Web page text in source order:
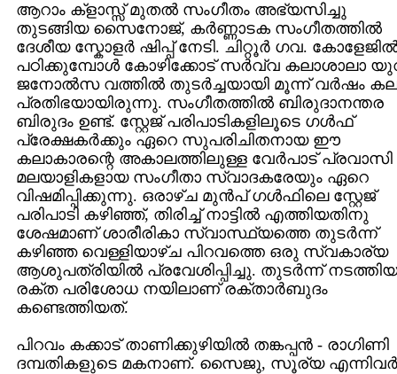
ആറാം ക്ളാസ്സ് മുതല്‍ സംഗീതം അഭ്യസിച്ചു
തുടങ്ങിയ സൈനോജ്, കര്‍ണ്ണാടക സംഗീതത്തില്‍
ദേശീയ സ്കോളര്‍ ഷിപ്പ് നേടി. ചിറ്റൂര്‍ ഗവ.
പഠിക്കുമ്പോള്‍ കോഴിക്കോട് സര്‍വ്വ കലാശാലാ
ജനോല്‍സ വത്തില്‍ തുടര്‍ച്ചയായി മൂന്ന് വര്‍ഷം
പ്രതിഭയായിരുന്നു. സംഗീതത്തില്‍ ബിരുദാനന്തര
ബിരുദം ഉണ്ട്. സ്റ്റേജ് പരിപാടികളിലൂടെ ഗള്‍ഫ്
പ്രേക്ഷകര്‍ക്കും ഏറെ സുപരിചിതനായ ഈ
കലാകാരന്റെ അകാലത്തിലുള്ള വേര്‍പാട് പ്രവാസി
മലയാളികളായ സംഗീതാ സ്വാദകരേയും ഏറെ
വിഷമിപ്പിക്കുന്നു. ഒരാഴ്ച മുന്‍പ് ഗള്‍ഫിലെ സ്റ്റേജ്
പരിപാടി കഴിഞ്ഞ്, തിരിച്ച് നാട്ടില്‍ എത്തിയതിനു
ശേഷമാണ് ശാരീരികാ സ്വാസ്ഥ്യത്തെ തുടര്‍ന്ന്
കഴിഞ്ഞ വെള്ളിയാഴ്ച പിറവത്തെ ഒരു സ്വകാര്യ
ആശുപത്രിയില്‍ പ്രവേശിപ്പിച്ചു. തുടര്‍ന്ന് നടത്തിയ
രക്ത പരിശോധ നയിലാണ് രക്താര്‍ബുദം
കണ്ടെത്തിയത്.
പിറവം കക്കാട് താണിക്കുഴിയില്‍ തങ്കപ്പന്‍ ‍- രാഗിണി
ദമ്പതികളുടെ മകനാണ്. സൈജു, സൂര്യ എന്നിവര്‍